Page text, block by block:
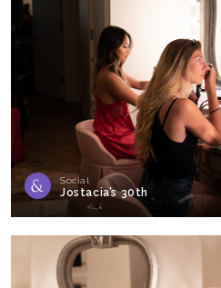
Social
Jostacia’s 30th